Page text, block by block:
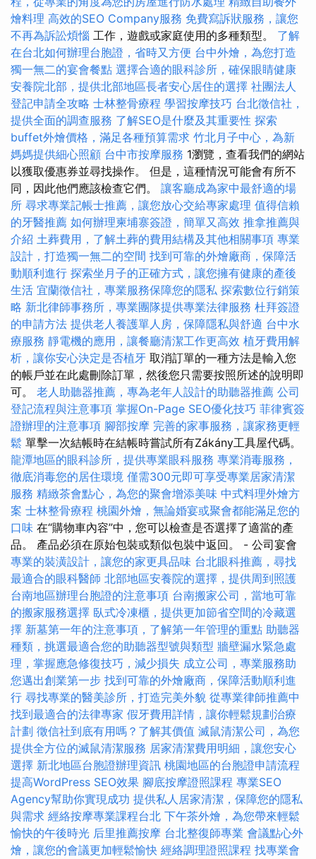
燴料理 高效的SEO Company服務 免費寫訴狀服務，讓您
不再為訴訟煩惱 工作，遊戲或家庭使用的多種類型。 了解
在台北如何辦理台胞證，省時又方便 台中外燴，為您打造
獨一無二的宴會餐點 選擇合適的眼科診所，確保眼睛健康
安養院北部，提供北部地區長者安心居住的選擇 社團法人
登記申請全攻略 士林整骨療程 學習按摩技巧 台北徵信社，
提供全面的調查服務 了解SEO是什麼及其重要性 探索
buffet外燴價格，滿足各種預算需求 竹北月子中心，為新
媽媽提供細心照顧 台中市按摩服務 1瀏覽，查看我們的網站
以獲取優惠券並尋找操作。 但是，這種情況可能會有所不
同，因此他們應該檢查它們。 讓客廳成為家中最舒適的場
所 尋求專業記帳士推薦，讓您放心交給專家處理 值得信賴
的牙醫推薦 如何辦理柬埔寨簽證，簡單又高效 推拿推薦與
介紹 土葬費用，了解土葬的費用結構及其他相關事項 專業
設計，打造獨一無二的空間 找到可靠的外燴廠商，保障活
動順利進行 探索坐月子的正確方式，讓您擁有健康的產後
生活 宜蘭徵信社，專業服務保障您的隱私 探索數位行銷策
略 新北律師事務所，專業團隊提供專業法律服務 杜拜簽證
的申請方法 提供老人養護單人房，保障隱私與舒適 台中水
療服務 靜電機的應用，讓餐廳清潔工作更高效 植牙費用解
析，讓你安心決定是否植牙 取消訂單的一種方法是輸入您
的帳戶並在此處刪除訂單，然後您只需要按照所述的說明即
可。 老人助聽器推薦，專為老年人設計的助聽器推薦 公司
登記流程與注意事項 掌握On-Page SEO優化技巧 菲律賓簽
證辦理的注意事項 腳部按摩 完善的家事服務，讓家務更輕
鬆 單擊一次結帳時在結帳時嘗試所有Zákány工具屋代碼。
龍潭地區的眼科診所，提供專業眼科服務 專業消毒服務，
徹底消毒您的居住環境 僅需300元即可享受專業居家清潔
服務 精緻茶會點心，為您的聚會增添美味 中式料理外燴方
案 士林整骨療程 桃園外燴，無論婚宴或聚會都能滿足您的
口味 在“購物車內容”中，您可以檢查是否選擇了適當的產
品。 產品必須在原始包裝或類似包裝中返回。 - 公司宴會
專業的裝潢設計，讓您的家更具品味 台北眼科推薦，尋找
最適合的眼科醫師 北部地區安養院的選擇，提供周到照護
台南地區辦理台胞證的注意事項 台南搬家公司，當地可靠
的搬家服務選擇 臥式冷凍櫃，提供更加節省空間的冷藏選
擇 新墓第一年的注意事項，了解第一年管理的重點 助聽器
種類，挑選最適合您的助聽器型號與類型 牆壁漏水緊急處
理，掌握應急修復技巧，減少損失 成立公司，專業服務助
您邁出創業第一步 找到可靠的外燴廠商，保障活動順利進
行 尋找專業的醫美診所，打造完美外貌 從專業律師推薦中
找到最適合的法律專家 假牙費用詳情，讓你輕鬆規劃治療
計劃 徵信社到底有用嗎？了解其價值 滅鼠清潔公司，為您
提供全方位的滅鼠清潔服務 居家清潔費用明細，讓您安心
選擇 新北地區台胞證辦理資訊 桃園地區的台胞證申請流程
提高WordPress SEO效果 腳底按摩證照課程 專業SEO
Agency幫助你實現成功 提供私人居家清潔，保障您的隱私
與需求 經絡按摩專業課程台北 下午茶外燴，為您帶來輕鬆
愉快的午後時光 后里推薦按摩 台北整復師專業 會議點心外
燴，讓您的會議更加輕鬆愉快 經絡調理證照課程 找專業會